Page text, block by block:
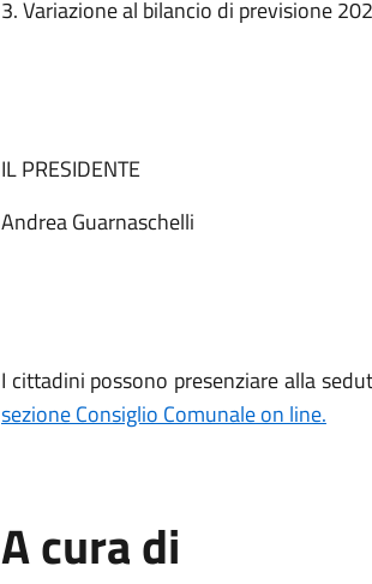
3. Variazione al bilancio di previsione
IL PRESIDENTE
Andrea Guarnaschelli
I cittadini possono presenziare alla
sezione Consiglio Comunale on line.
A cura di